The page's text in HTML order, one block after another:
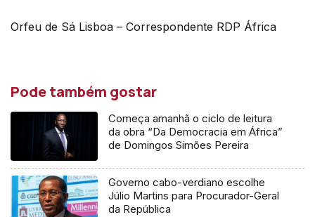
Orfeu de Sá Lisboa – Correspondente RDP África
Pode também gostar
Começa amanhã o ciclo de leitura
da obra “Da Democracia em África”
de Domingos Simões Pereira
Governo cabo-verdiano escolhe
Júlio Martins para Procurador-Geral
da República